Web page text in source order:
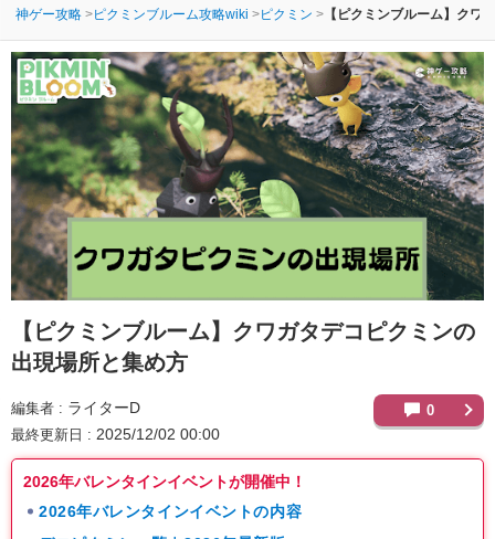
神ゲー攻略 ピクミンブルーム攻略wiki ピクミン 【ピクミンブルーム】クワ
【ピクミンブルーム】 クワガタデコピクミンの
出現場所と集め方
編集者 ライターD
最終更新日 2025/12/02 00:00
0
2026年バレンタインイベントが開催中！
2026年バレンタインイベントの内容